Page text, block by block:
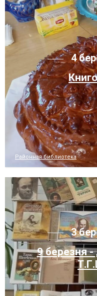
4
Районная библиотека
3
9 березня